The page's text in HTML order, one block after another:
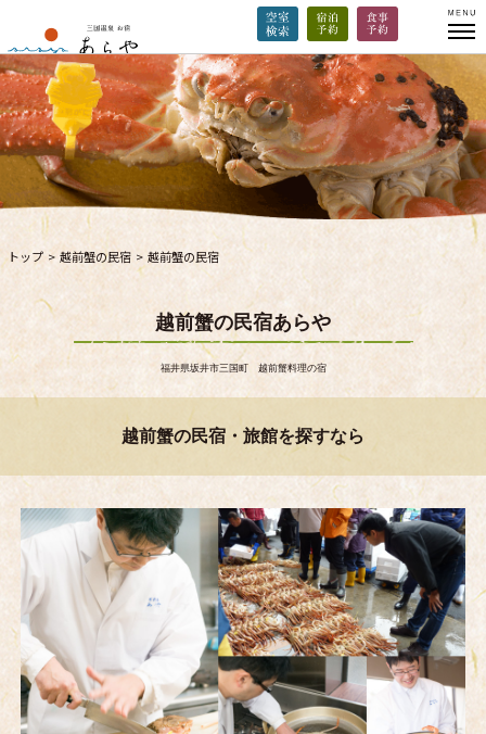
トップ >越前蟹の民宿 > 越前蟹の民宿
越前蟹の民宿あらや
福井県坂井市三国町 越前蟹料理の宿
越前蟹の民宿・旅館を探すなら